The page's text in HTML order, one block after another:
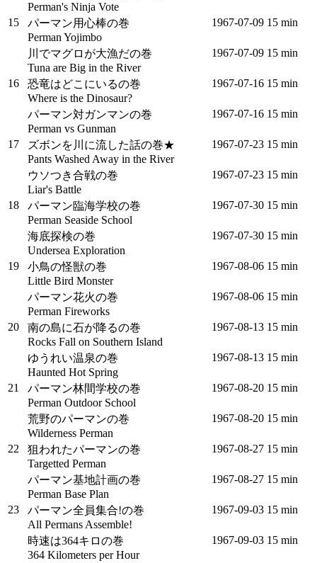
Perman's Ninja Vote
15
パーマン用心棒の巻
Perman Yojimbo
1967‑07‑09 15 min
川でマグロが大漁だの巻
Tuna are Big in the River
1967‑07‑09 15 min
16
恐竜はどこにいるの巻
Where is the Dinosaur?
1967‑07‑16 15 min
パーマン対ガンマンの巻
Perman vs Gunman
1967‑07‑16 15 min
17
ズボンを川に流した話の巻★
Pants Washed Away in the River
1967‑07‑23 15 min
ウソつき合戦の巻
Liar's Battle
1967‑07‑23 15 min
18
パーマン臨海学校の巻
Perman Seaside School
1967‑07‑30 15 min
海底探検の巻
Undersea Exploration
1967‑07‑30 15 min
19
小鳥の怪獣の巻
Little Bird Monster
1967‑08‑06 15 min
パーマン花火の巻
Perman Fireworks
1967‑08‑06 15 min
20
南の島に石が降るの巻
Rocks Fall on Southern Island
1967‑08‑13 15 min
ゆうれい温泉の巻
Haunted Hot Spring
1967‑08‑13 15 min
21
パーマン林間学校の巻
Perman Outdoor School
1967‑08‑20 15 min
荒野のパーマンの巻
Wilderness Perman
1967‑08‑20 15 min
22
狙われたパーマンの巻
Targetted Perman
1967‑08‑27 15 min
パーマン基地計画の巻
Perman Base Plan
1967‑08‑27 15 min
23
パーマン全員集合!の巻
All Permans Assemble!
1967‑09‑03 15 min
時速は364キロの巻
364 Kilometers per Hour
1967‑09‑03 15 min